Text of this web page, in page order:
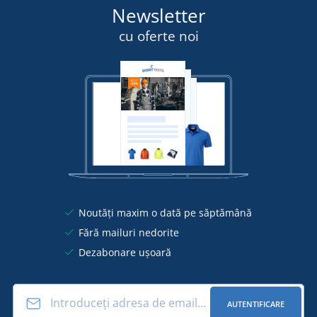
Newsletter
cu oferte noi
Noutăți maxim o dată pe săptămână
Fără mailuri nedorite
Dezabonare ușoară
AUTENTIFICARE